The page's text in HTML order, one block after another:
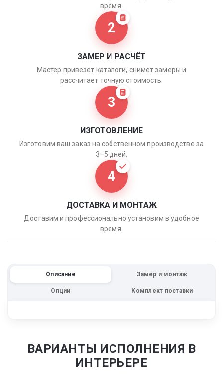
время.
2
ЗАМЕР И РАСЧЁТ
Мастер привезёт каталоги, снимет замеры и
рассчитает точную стоимость.
3
ИЗГОТОВЛЕНИЕ
Изготовим ваш заказ на собственном производстве за
3–5 дней.
4
ДОСТАВКА И МОНТАЖ
Доставим и профессионально установим в удобное
время.
Описание Замер и монтаж
Опции Комплект поставки
ВАРИАНТЫ ИСПОЛНЕНИЯ В
ИНТЕРЬЕРЕ